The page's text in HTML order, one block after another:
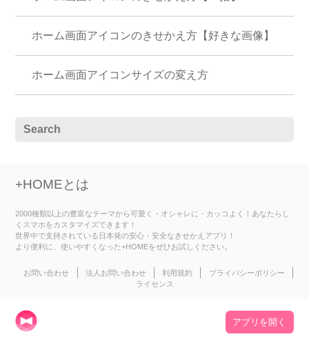
ホーム画面アイコンのきせかえ方【好きな画像】
ホーム画面アイコンサイズの変え方
+HOMEとは
2000種類以上の豊富なテーマから可愛く・オシャレに・カッコよく！あなたらし
くスマホをカスタマイズできます！
世界中で支持されている日本発の安心・安全なきせかえアプリ！
より便利に、使いやすくなった+HOMEをぜひお試しください。
お問い合わせ 法人お問い合わせ 利用規約
プライバシーポリシー
ライセンス
アプリを開く